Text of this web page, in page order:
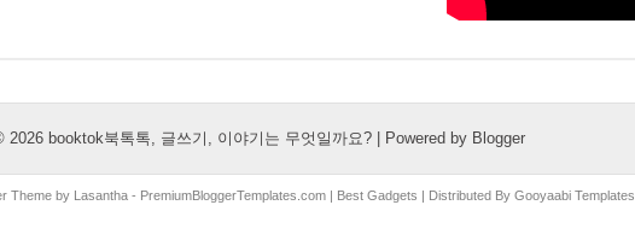
2026 booktok북톡톡, 글쓰기, 이야기는 무엇일까요? | Powered by Blogger
Theme by Lasantha- PremiumBloggerTemplates.com| Best Gadgets | Distributed By Gooyaabi Templates